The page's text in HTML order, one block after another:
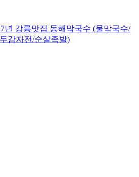
년 강릉맛집 동해막국수 (물막국수/
감자전/순살족발)